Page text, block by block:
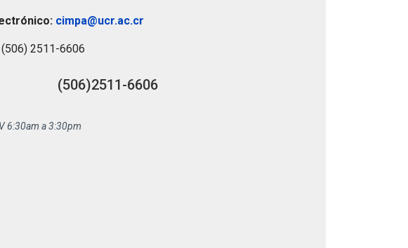
cimpa@ucr.ac.cr
(506) 2511-6606
(506)2511-6606
6:30am a 3:30pm